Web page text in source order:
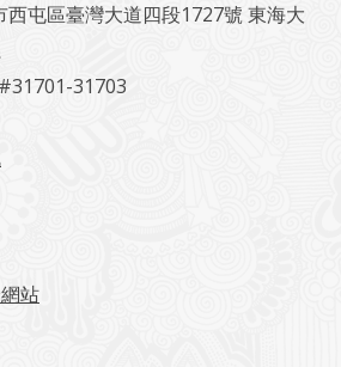
屯區臺灣大道四段1727號 東海大
31703
站